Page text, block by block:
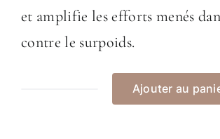
et amplifie les efforts menés
contre le surpoids.
Ajouter au